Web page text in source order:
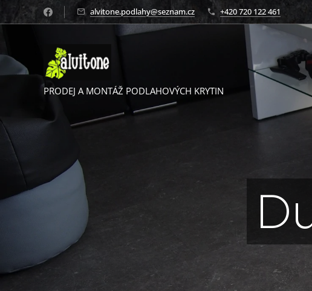
alvitone.podlahy@seznam.cz +420 720 122 461
PRODEJ A MONTÁŽ PODLAHOVÝCH KRYTIN